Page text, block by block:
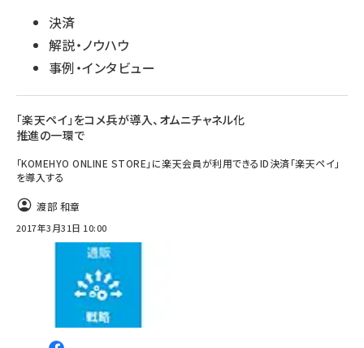
決済
解説・ノウハウ
事例・インタビュー
「楽天ペイ」をコメ兵が導入、オムニチャネル化
推進の一環で
「KOMEHYO ONLINE STORE」に楽天会員が利用できるID決済「楽天ペイ」
を導入する
渡部 和章
2017年3月31日 10:00
参加登録はこちら↑